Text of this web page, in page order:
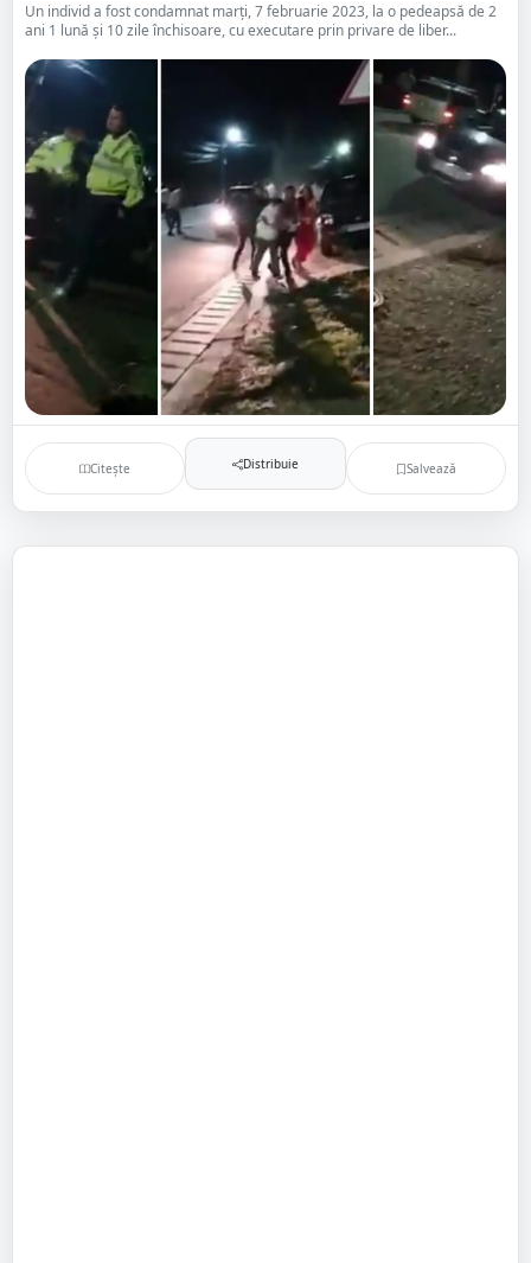
Un individ a fost condamnat marți, 7 februarie 2023, la o pedeapsă de 2
ani 1 lună și 10 zile închisoare, cu executare prin privare de liber...
Citește Distribuie Salvează